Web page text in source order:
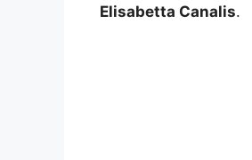
Elisabetta Canalis.